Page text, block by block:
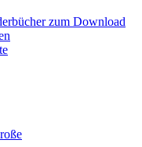
zum Download